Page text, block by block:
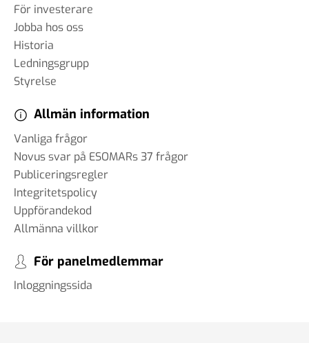
För investerare
Jobba hos oss
Historia
Ledningsgrupp
Styrelse
Allmän information
Vanliga frågor
Novus svar på ESOMARs 37 frågor
Publiceringsregler
Integritetspolicy
Uppförandekod
Allmänna villkor
För panelmedlemmar
Inloggningssida